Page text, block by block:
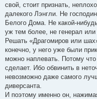
свой, стоит признать,
далекого Лэнгли. Не
Белого Дома. Не какой-
уж тем более, не генерал или
Решать «Драгомиров или
конечно, у него уже были
можно наплевать. Потому
сделает. Ибо обвинить в
невозможно даже самого
диверсанта.
И поэтому именно он,